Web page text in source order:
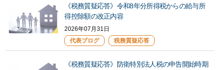
《税務質疑応答》令和8年分所得税からの給与所
得控除額の改正内容
2026年07月31日
代表ブログ
税務質疑応答
《税務質疑応答》防衛特別法人税の申告開始時期